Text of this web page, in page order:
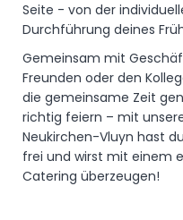
Seite - von der
Durchführung deines
Gemeinsam mit
Freunden oder den
die gemeinsame Zeit
richtig feiern – mit
Neukirchen-Vluyn hast
frei und wirst mit einem
Catering überzeugen!